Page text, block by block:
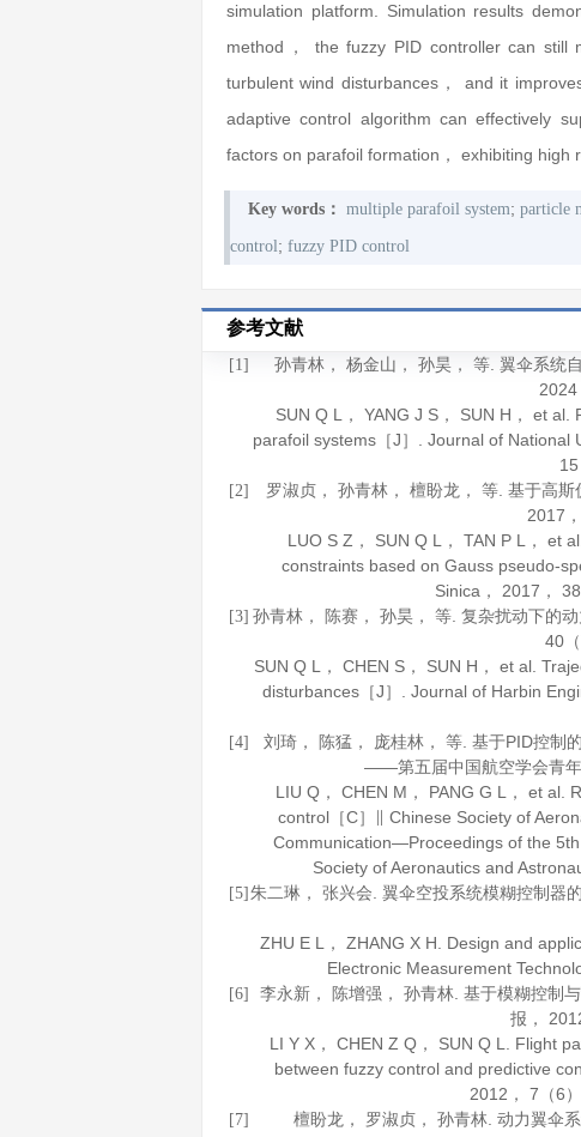
simulation platform. Simulation results
method， the fuzzy PID controller can still
turbulent wind disturbances， and it
adaptive control algorithm can effectively
factors on parafoil formation， exhibiting high
Key words： multiple parafoil system; particle
control; fuzzy PID control
参考文献
[1] 孙青林， 杨金山， 孙昊， 等. 翼伞系统
2024
SUN Q L， YANG J S， SUN H， et
parafoil systems［J］. Journal of National
[2] 罗淑贞， 孙青林， 檀盼龙， 等. 基于高
2017 ，
LUO S Z， SUN Q L， TAN P L， et
constraints based on Gauss pseudo-
Sinica ， 2017 ， 38
[3] 孙青林， 陈赛， 孙昊， 等. 复杂扰动下的
40
SUN Q L， CHEN S， SUN H， et al.
disturbances［J］. Journal of Harbin
[4]
刘琦， 陈猛， 庞桂林， 等. 基于PID控制
——第五届中国航空学会青年
LIU Q， CHEN M， PANG G L， et al.
control［C］∥ Chinese Society of
Communication—Proceedings of the
Society of Aeronautics and
[5] 朱二琳， 张兴会. 翼伞空投系统模糊控制器
ZHU E L， ZHANG X H. Design and
Electronic Measurement
[6] 李永新， 陈增强， 孙青林. 基于模糊控制
报 ，
LI Y X， CHEN Z Q， SUN Q L. Flight
between fuzzy control and predictive
2012 ， 7 （6
[7] 檀盼龙， 罗淑贞， 孙青林. 动力翼伞